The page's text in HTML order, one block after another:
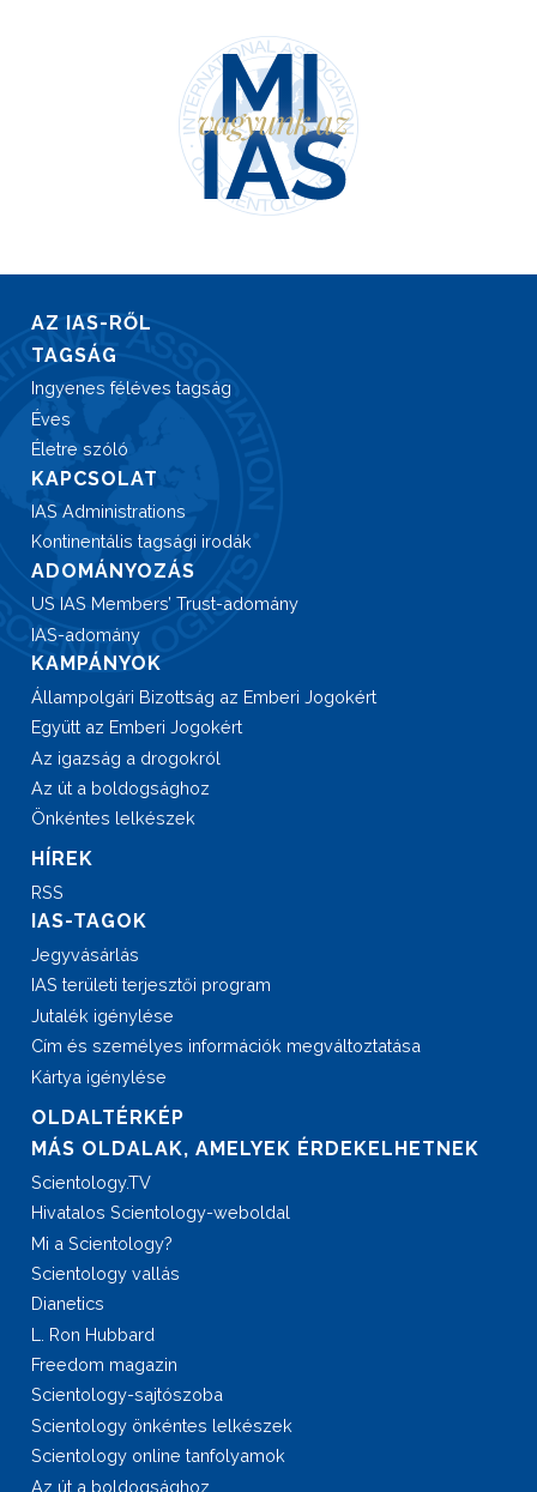
AZ IAS-RŐL
TAGSÁG
Ingyenes féléves tagság
Éves
Életre szóló
KAPCSOLAT
IAS Administrations
Kontinentális tagsági irodák
ADOMÁNYOZÁS
US IAS Members’ Trust-adomány
IAS-adomány
KAMPÁNYOK
Állampolgári Bizottság az Emberi Jogokért
Együtt az Emberi Jogokért
Az igazság a drogokról
Az út a boldogsághoz
Önkéntes lelkészek
HÍREK
RSS
IAS-TAGOK
Jegyvásárlás
IAS területi terjesztői program
Jutalék igénylése
Cím és személyes információk megváltoztatása
Kártya igénylése
OLDALTÉRKÉP
MÁS OLDALAK, AMELYEK ÉRDEKELHETNEK
Scientology.TV
Hivatalos Scientology-weboldal
Mi a Scientology?
Scientology vallás
Dianetics
L. Ron Hubbard
Freedom magazin
Scientology-sajtószoba
Scientology önkéntes lelkészek
Scientology online tanfolyamok
Az út a boldogsághoz